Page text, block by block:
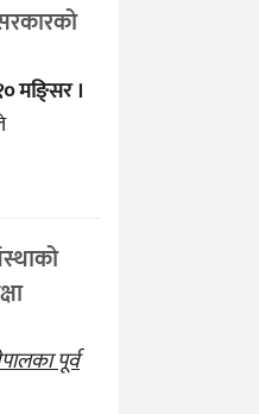
मङ्सिर ।
पूर्व